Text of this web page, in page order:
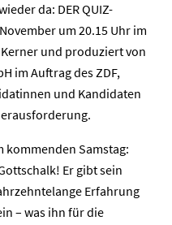
da: DER QUIZ-
um 20.15 Uhr im
und produziert von
im Auftrag des ZDF,
und Kandidaten
kommenden Samstag:
Er gibt sein
Erfahrung
– was ihn für die